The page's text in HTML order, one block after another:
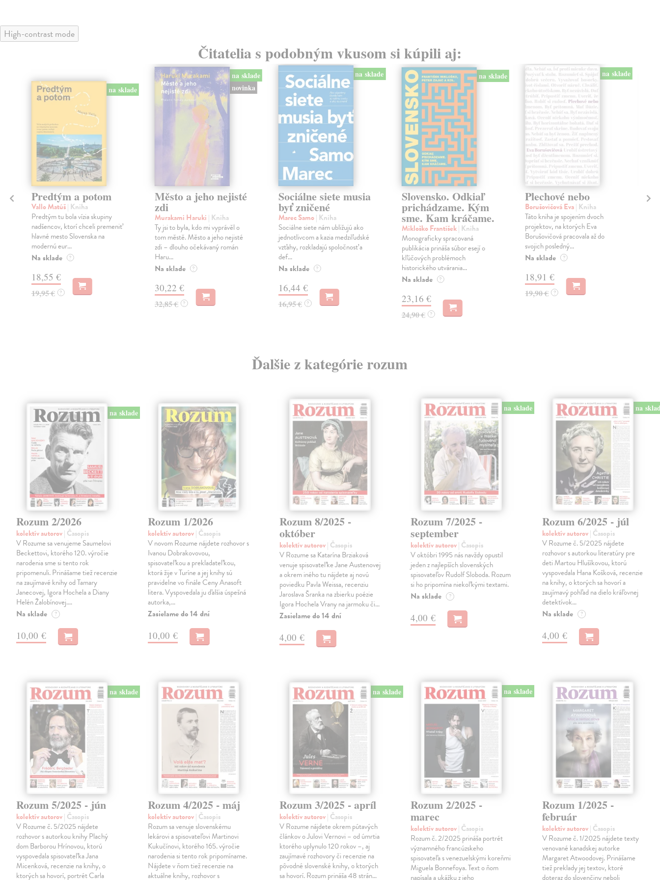
High-contrast mode
Čitatelia s podobným vkusom si kúpili aj:
na sklade
Predtým a potom
Vallo Matúš| Kniha
Predtým tu bola vízia skupiny
nadšencov, ktorí chceli premeniť
hlavné mesto Slovenska na
modernú eur...
Na sklade ?
18,55 €
19,95 € ?
na sklade
novinka
Město a jeho nejisté
zdi
Murakami Haruki | Kniha
Ty jsi to byla, kdo mi vyprávěl o
tom městě. Město a jeho nejisté
zdi – dlouho očekávaný román
Haru...
Na sklade ?
30,22 €
32,85 € ?
na sklade
Sociálne siete musia
byť zničené
Marec Samo| Kniha
Sociálne siete nám ubližujú ako
jednotlivcom a kazia medziľudské
vzťahy, rozkladajú spoločnosť a
def...
Na sklade ?
16,44 €
16,95 € ?
na sklade
Slovensko. Odkiaľ
prichádzame. Kým
sme. Kam kráčame.
Mikloško František| Kniha
Monograficky spracovaná
publikácia prináša súbor esejí o
kľúčových problémoch
historického utvárania...
Na sklade ?
23,16 €
24,90 € ?
na sklade
Plechové nebo
Borušovičová Eva| Kniha
Táto kniha je spojením dvoch
projektov, na ktorých Eva
Borušovičová pracovala až do
svojich posledný...
Na sklade ?
18,91 €
19,90 € ?
Ďalšie z kategórie rozum
na sklade
Rozum 2/2026
kolektív autorov| Časopis
V Rozume sa venujeme Saumelovi
Beckettovi, ktorého 120. výročie
narodenia sme si tento rok
pripomenuli. Prinášame tiež recenzie
na zaujímavé knihy od Tamary
Janecovej, Igora Hochela a Diany
Helén Žalobínovej.…
Na sklade ?
10,00 €
Rozum 1/2026
kolektív autorov| Časopis
V novom Rozume nájdete rozhovor s
Ivanou Dobrakovovou,
spisovateľkou a prekladateľkou,
ktorá žije v Turíne a jej knihy sú
pravidelne vo finále Ceny Anasoft
litera. Vyspovedala ju ďalšia úspešná
autorka,…
Zasielame do 14 dní
10,00 €
Rozum 8/2025 -
október
kolektív autorov| Časopis
V Rozume sa Katarína Brziaková
venuje spisovateľke Jane Austenovej
a okrem iného tu nájdete aj novú
poviedku Pavla Weissa, recenziu
Jaroslava Šranka na zbierku poézie
Igora Hochela Vrany na jarmoku či…
Zasielame do 14 dní
4,00 €
na sklade
Rozum 7/2025 -
september
kolektív autorov| Časopis
V októbri 1995 nás navždy opustil
jeden z najlepších slovenských
spisovateľov Rudolf Sloboda. Rozum
si ho pripomína niekoľkými textami.
Na sklade ?
4,00 €
na
Rozum 6/2025 - júl
kolektív autorov| Časopis
V Rozume č. 5/2025 nájdete
rozhovor s autorkou literatúry pre
deti Martou Hlušíkovou, ktorú
vyspovedala Hana Košková, recenzie
na knihy, o ktorých sa hovorí a
zaujímavý pohľad na dielo kráľovnej
detektívok…
Na sklade ?
4,00 €
na sklade
Rozum 5/2025 - jún
kolektív autorov| Časopis
V Rozume č. 5/2025 nájdete
rozhovor s autorkou knihy Plachý
dom Barborou Hrínovou, ktorú
vyspovedala spisovateľka Jana
Micenková, recenzie na knihy, o
ktorých sa hovorí, portrét Carla
Rozum 4/2025 - máj
kolektív autorov| Časopis
Rozum sa venuje slovenskému
lekárovi a spisovateľovi Martinovi
Kukučínovi, ktorého 165. výročie
narodenia si tento rok pripomíname.
Nájdete v ňom tiež recenzie na
aktuálne knihy, rozhovor s
na sklade
Rozum 3/2025 - apríl
kolektív autorov| Časopis
V Rozume nájdete okrem pútavých
článkov o Julovi Vernovi – od úmrtia
ktorého uplynulo 120 rokov –, aj
zaujímavé rozhovory či recenzie na
pôvodné slovenské knihy, o ktorých
sa hovorí. Rozum prináša 48 strán…
na sklade
Rozum 2/2025 -
marec
kolektív autorov| Časopis
Rozum č. 2/2025 prináša portrét
významného francúzskeho
spisovateľa s venezuelskými koreňmi
Miguela Bonnefoya. Text o ňom
napísala a ukážku z jeho
Rozum 1/2025 -
február
kolektív autorov| Časopis
V Rozume č. 1/2025 nájdete texty
venované kanadskej autorke
Margaret Atwoodovej. Prinášame
tiež preklady jej textov, ktoré
doteraz do slovenčiny neboli